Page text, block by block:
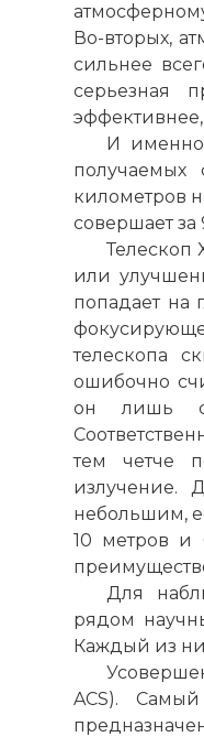
Во-вторых,
сильнее
серьезная
И именно
получаемых
километров
совершает за
Телескоп
или
попадает на
телескопа
ошибочно
он лишь
тем четче
излучение.
небольшим,
10 метров и
Для
рядом
Каждый из
ACS).